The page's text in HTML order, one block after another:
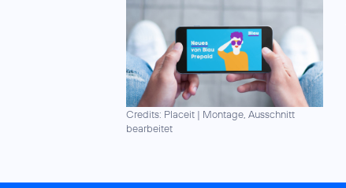
Credits: Placeit | Montage, Ausschnitt
bearbeitet